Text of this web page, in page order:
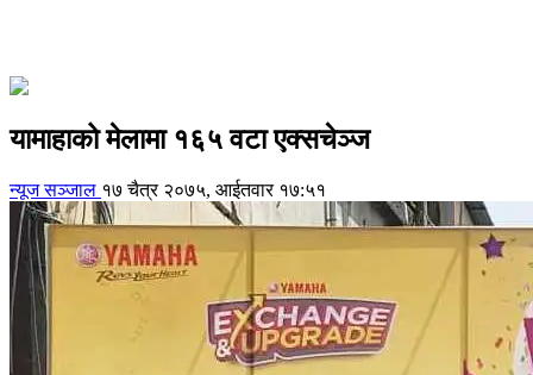
यामाहाको मेलामा १६५ वटा एक्सचेञ्ज
न्यूज सञ्जाल १७ चैत्र २०७५, आईतवार १७:५१